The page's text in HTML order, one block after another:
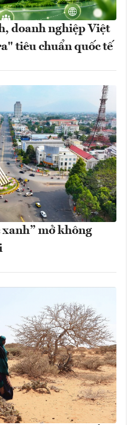
doanh nghiệp Việt
tiêu chuẩn quốc tế
mở không